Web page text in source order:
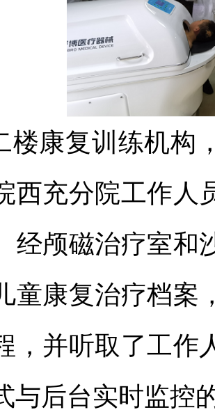
楼康复训练机构
西充分院工作人
经颅磁治疗室和
童康复治疗档案
，并听取了工作
与后台实时监控